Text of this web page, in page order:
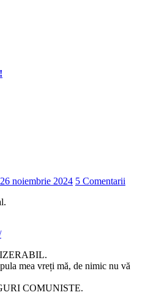
26 noiembrie 2024 5 Comentarii
mea vreți mă, de nimic nu vă
COMUNISTE.